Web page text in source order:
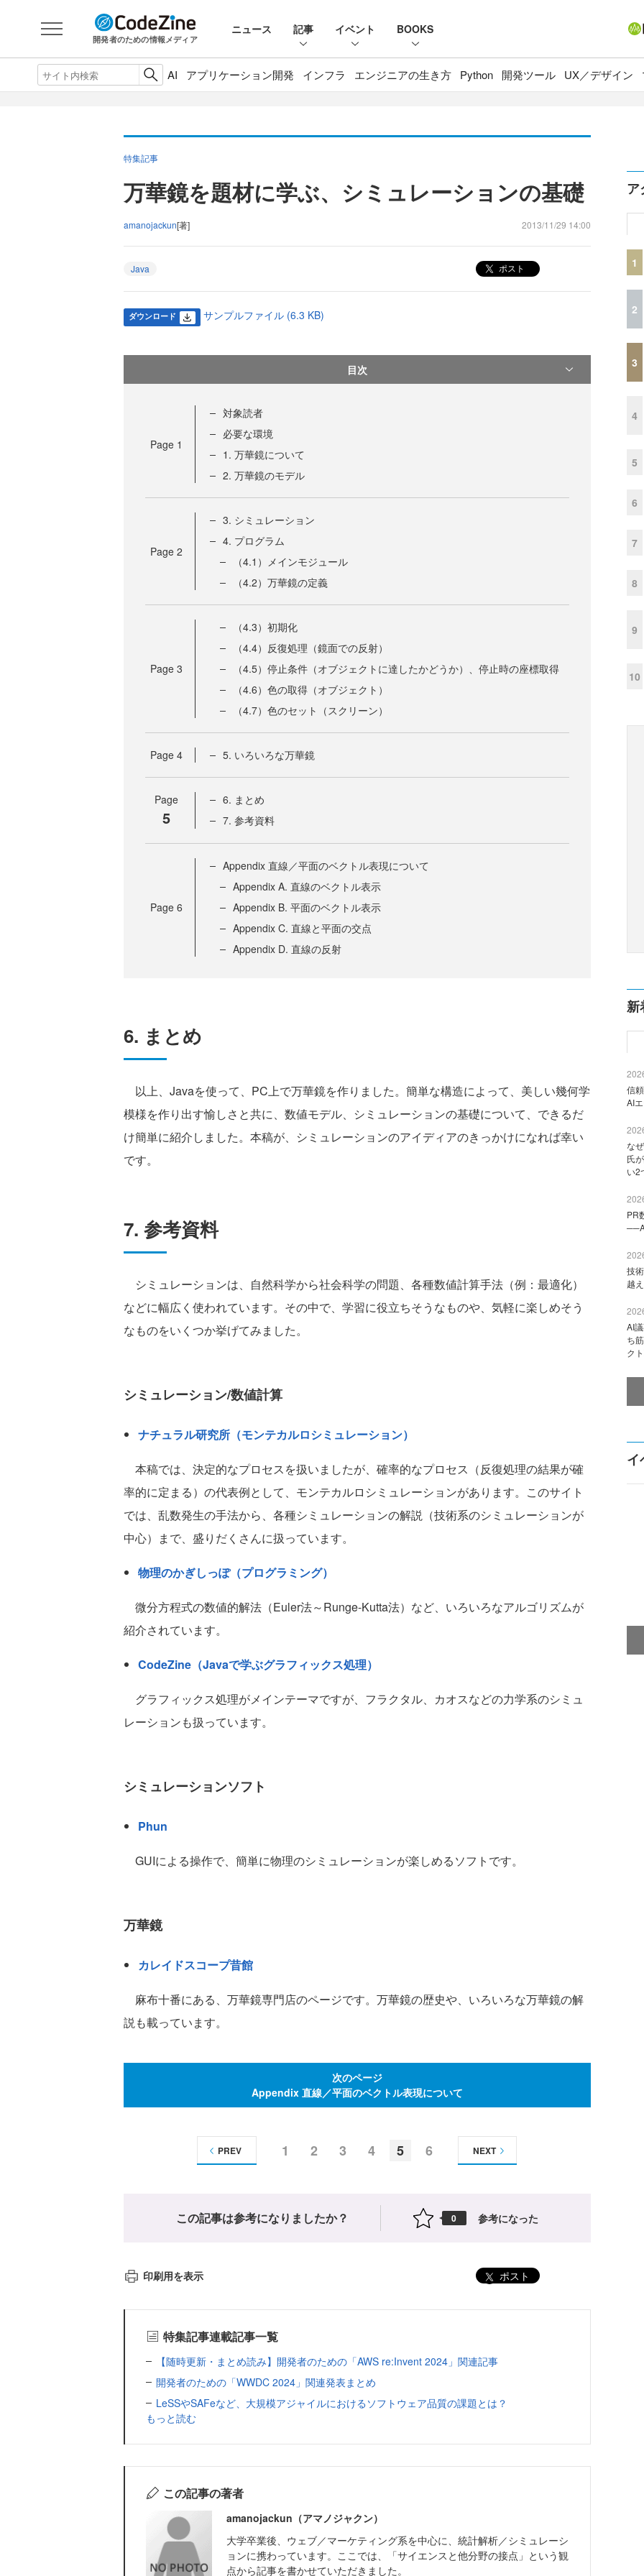
開発者のための情報メディア
ニュース 記事 イベント BOOKS
AI アプリケーション開発 インフラ エンジニアの生き方 Python 開発ツール UX／デザイン
特集記事
万華鏡を題材に学ぶ、シミュレーションの基礎
amanojackun[著] 2013/11/29 14:00
Java ポスト
ダウンロード サンプルファイル (6.3 KB)
目次
Page 1
対象読者
必要な環境
1. 万華鏡について
2. 万華鏡のモデル
Page 2
3. シミュレーション
4. プログラム
（4.1）メインモジュール
（4.2）万華鏡の定義
Page 3
（4.3）初期化
（4.4）反復処理（鏡面での反射）
（4.5）停止条件（オブジェクトに達したかどうか）、停止時の座標取得
（4.6）色の取得（オブジェクト）
（4.7）色のセット（スクリーン）
Page 4 5. いろいろな万華鏡
Page
5
6. まとめ
7. 参考資料
Page 6
Appendix 直線／平面のベクトル表現について
Appendix A. 直線のベクトル表示
Appendix B. 平面のベクトル表示
Appendix C. 直線と平面の交点
Appendix D. 直線の反射
6. まとめ
以上、Javaを使って、PC上で万華鏡を作りました。簡単な構造によって、美しい幾何学
模様を作り出す愉しさと共に、数値モデル、シミュレーションの基礎について、できるだ
け簡単に紹介しました。本稿が、シミュレーションのアイディアのきっかけになれば幸い
です。
7. 参考資料
シミュレーションは、自然科学から社会科学の問題、各種数値計算手法（例：最適化）
などに幅広く使われています。その中で、学習に役立ちそうなものや、気軽に楽しめそう
なものをいくつか挙げてみました。
シミュレーション/数値計算
ナチュラル研究所（モンテカルロシミュレーション）
本稿では、決定的なプロセスを扱いましたが、確率的なプロセス（反復処理の結果が確
率的に定まる）の代表例として、モンテカルロシミュレーションがあります。このサイト
では、乱数発生の手法から、各種シミュレーションの解説（技術系のシミュレーションが
中心）まで、盛りだくさんに扱っています。
物理のかぎしっぽ（プログラミング）
微分方程式の数値的解法（Euler法～Runge-Kutta法）など、いろいろなアルゴリズムが
紹介されています。
CodeZine（Javaで学ぶグラフィックス処理）
グラフィックス処理がメインテーマですが、フラクタル、カオスなどの力学系のシミュ
レーションも扱っています。
シミュレーションソフト
Phun
GUIによる操作で、簡単に物理のシミュレーションが楽しめるソフトです。
万華鏡
カレイドスコープ昔館
麻布十番にある、万華鏡専門店のページです。万華鏡の歴史や、いろいろな万華鏡の解
説も載っています。
次のページ
Appendix 直線／平面のベクトル表現について
1 2 3 4 5 6
PREV NEXT
この記事は参考になりましたか？ 0 参考になった
印刷用を表示 ポスト
特集記事連載記事一覧
【随時更新・まとめ読み】開発者のための「AWS re:Invent 2024」関連記事
開発者のための「WWDC 2024」関連発表まとめ
LeSSやSAFeなど、大規模アジャイルにおけるソフトウェア品質の課題とは？
もっと読む
この記事の著者
amanojackun（アマノジャクン）
大学卒業後、ウェブ／マーケティング系を中心に、統計解析／シミュレーシ
ョンに携わっています。ここでは、「サイエンスと他分野の接点」という観
点から記事を書かせていただきました。
ア
1
2
3
4
5
6
7
8
9
10
新
信
AI
な
氏
い2
PR
技
越
AI
ち
ク
イ